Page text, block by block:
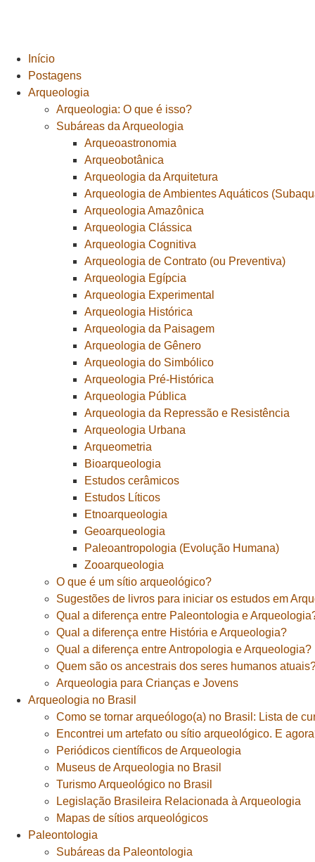
Início
Postagens
Arqueologia
Arqueologia: O que é isso?
Subáreas da Arqueologia
Arqueoastronomia
Arqueobotânica
Arqueologia da Arquitetura
Arqueologia de Ambientes Aquáticos
Arqueologia Amazônica
Arqueologia Clássica
Arqueologia Cognitiva
Arqueologia de Contrato (ou Preventiva)
Arqueologia Egípcia
Arqueologia Experimental
Arqueologia Histórica
Arqueologia da Paisagem
Arqueologia de Gênero
Arqueologia do Simbólico
Arqueologia Pré-Histórica
Arqueologia Pública
Arqueologia da Repressão e Resistência
Arqueologia Urbana
Arqueometria
Bioarqueologia
Estudos cerâmicos
Estudos Líticos
Etnoarqueologia
Geoarqueologia
Paleoantropologia (Evolução Humana)
Zooarqueologia
O que é um sítio arqueológico?
Sugestões de livros para iniciar os estudos em
Qual a diferença entre Paleontologia e
Qual a diferença entre História e Arqueologia?
Qual a diferença entre Antropologia e Arqueologia?
Quem são os ancestrais dos seres humanos
Arqueologia para Crianças e Jovens
Arqueologia no Brasil
Como se tornar arqueólogo(a) no Brasil: Lista de
Encontrei um artefato ou sítio arqueológico. E
Periódicos científicos de Arqueologia
Museus de Arqueologia no Brasil
Turismo Arqueológico no Brasil
Legislação Brasileira Relacionada à Arqueologia
Mapas de sítios arqueológicos
Paleontologia
Subáreas da Paleontologia